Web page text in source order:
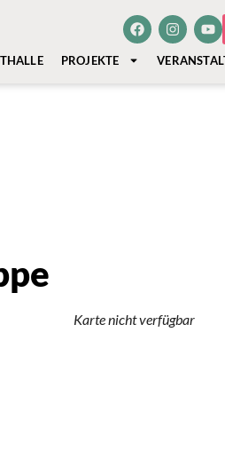
PROJEKTE
Karte nicht verfügbar